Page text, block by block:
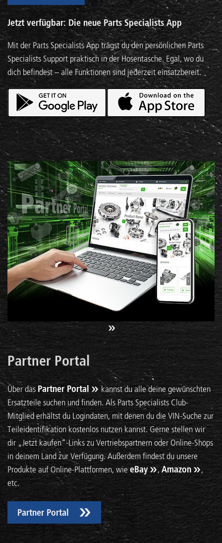
Jetzt verfügbar: Die neue Parts Specialists App
Mit der Parts Specialists App trägst du den persönlichen Parts
Specialists Support praktisch in der Hosentasche. Egal, wo du
dich befindest – alle Funktionen sind jederzeit einsatzbereit.
Partner Portal
Über das Partner Portal
kannst du alle deine gewünschten
Ersatzteile suchen und finden. Als Parts Specialists Club-
Mitglied erhältst du Logindaten, mit denen du die VIN-Suche zur
Teileidentifikation kostenlos nutzen kannst. Gerne stellen wir
dir „Jetzt kaufen“-Links zu Vertriebspartnern oder Online-Shops
in deinem Land zur Verfügung. Außerdem findest du unsere
Produkte auf Online-Plattformen, wieeBay ,Amazon
,
etc.
Partner Portal